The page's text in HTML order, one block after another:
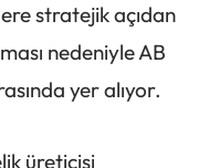
stratejik açıdan
nedeniyle AB
yer alıyor.
üreticisi